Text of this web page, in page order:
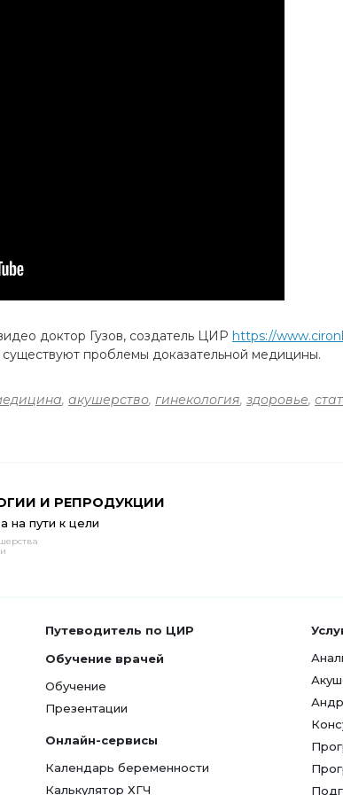
доктор Гузов, создатель ЦИР https://
существуют проблемы доказательной медицины.
, акушерство, гинекология, здоровье,
И РЕПРОДУКЦИИ
на пути к цели
Путеводитель по ЦИР
Обучение врачей
Обучение
Презентации
Онлайн-сервисы
Календарь беременности
Калькулятор ХГЧ